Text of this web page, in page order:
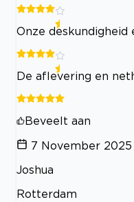
Onze deskundigheid
De aflevering en
Beveelt aan
7 November 2025
Joshua
Rotterdam